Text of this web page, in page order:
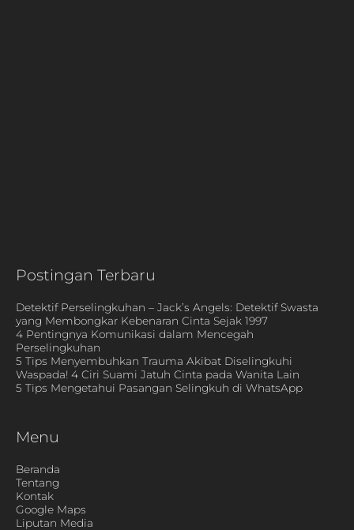
Postingan Terbaru
Detektif Perselingkuhan – Jack’s Angels: Detektif Swasta
yang Membongkar Kebenaran Cinta Sejak 1997
4 Pentingnya Komunikasi dalam Mencegah
Perselingkuhan
5 Tips Menyembuhkan Trauma Akibat Diselingkuhi
Waspada! 4 Ciri Suami Jatuh Cinta pada Wanita Lain
5 Tips Mengetahui Pasangan Selingkuh di WhatsApp
Menu
Beranda
Tentang
Kontak
Google Maps
Liputan Media